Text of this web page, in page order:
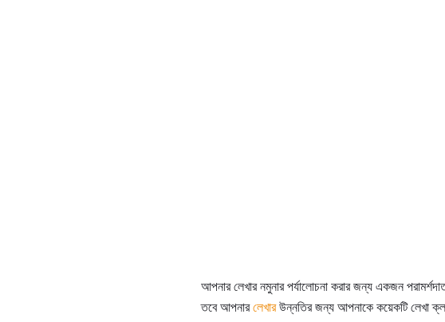
আপনার লেখার নমুনার পর্যালোচনা করার জন্য একজন
তবে আপনারলেখারউন্নতির জন্য আপনাকে কয়েকটি লেখা